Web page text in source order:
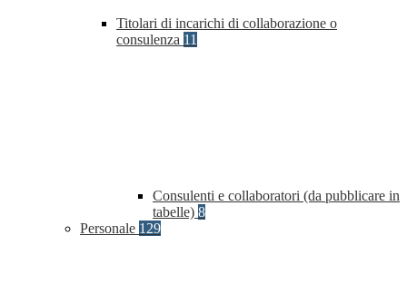
Titolari di incarichi di collaborazione o
consulenza 11
Consulenti e collaboratori (da pubblicare in
tabelle) 8
Personale 129